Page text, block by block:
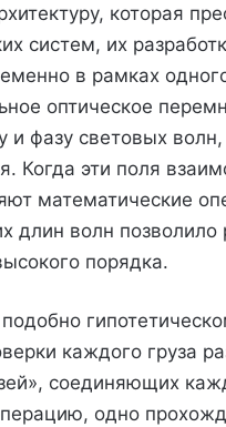
которая
систем, их
в рамках
оптическое
фазу световых волн,
Когда эти поля
математические
длин волн позволило
порядка.
каждого груза
соединяющих
одно